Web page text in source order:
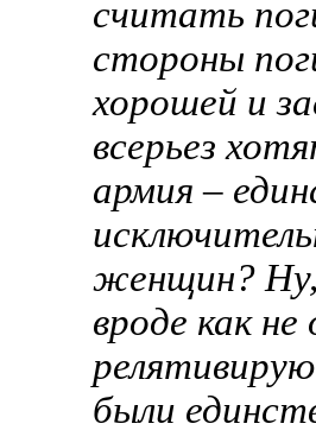
считать
стороны
хорошей и
всерьез
армия –
женщин? Ну,
вроде как
были